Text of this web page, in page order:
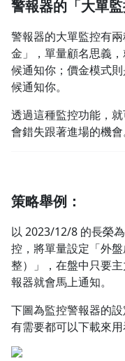
警報器的「大單監
警報器的大單監控有
金」，單量顧名思義
候通知你；價金模式
候通知你。
透過這種監控功能，
會錯失跟著進場的機會
策略舉例：
以 2023/12/8 的長榮
控，將單量設定「外
整）」，在盤中只要
報器就會馬上通知。
下圖為監控警報器的
有需要都可以下載來用